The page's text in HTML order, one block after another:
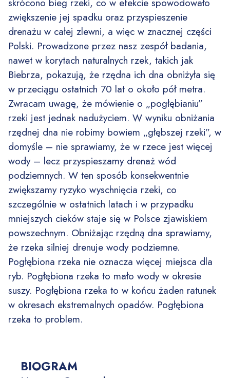
zwiększenie jej spadku oraz przyspieszenie
drenażu w całej zlewni, a więc w znacznej części
Polski. Prowadzone przez nasz zespół badania,
nawet w korytach naturalnych rzek, takich jak
Biebrza, pokazują, że rzędna ich dna obniżyła się
w przeciągu ostatnich 70 lat o około pół metra.
Zwracam uwagę, że mówienie o „pogłębianiu”
rzeki jest jednak nadużyciem. W wyniku obniżania
rzędnej dna nie robimy bowiem „głębszej rzeki”, w
domyśle – nie sprawiamy, że w rzece jest więcej
wody – lecz przyspieszamy drenaż wód
podziemnych. W ten sposób konsekwentnie
zwiększamy ryzyko wyschnięcia rzeki, co
szczególnie w ostatnich latach i w przypadku
mniejszych cieków staje się w Polsce zjawiskiem
powszechnym. Obniżając rzędną dna sprawiamy,
że rzeka silniej drenuje wody podziemne.
Pogłębiona rzeka nie oznacza więcej miejsca dla
ryb. Pogłębiona rzeka to mało wody w okresie
suszy. Pogłębiona rzeka to w końcu żaden ratunek
w okresach ekstremalnych opadów. Pogłębiona
rzeka to problem.
BIOGRAM